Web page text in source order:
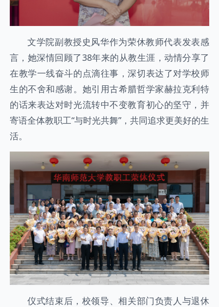
文学院副教授史风华作为荣休教师代表发表感
言，她深情回顾了38年来的从教生涯，动情分享了
在教学一线奋斗的点滴往事，深切表达了对学校师
生的不舍和感谢。她引用古希腊哲学家赫拉克利特
的话来表达对时光流转中不变教育初心的坚守，并
寄语全体教职工“与时光共舞”，共同追求更美好的生
活。
仪式结束后，校领导、相关部门负责人与退休